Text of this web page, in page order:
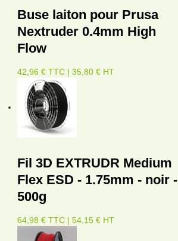
Buse laiton pour Prusa
Nextruder 0.4mm High
Flow
42,96 € TTC | 35,80 € HT
Fil 3D EXTRUDR Medium
Flex ESD - 1.75mm - noir -
500g
64,98 € TTC | 54,15 € HT